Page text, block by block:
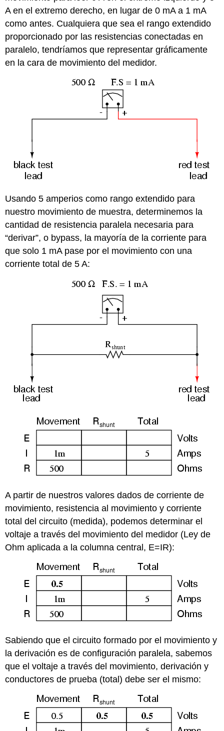
A en el extremo derecho, en lugar de 0 mA a 1 mA
como antes. Cualquiera que sea el rango extendido
proporcionado por las resistencias conectadas en
paralelo, tendríamos que representar gráficamente
en la cara de movimiento del medidor.
Usando 5 amperios como rango extendido para
nuestro movimiento de muestra, determinemos la
cantidad de resistencia paralela necesaria para
“derivar”, o bypass, la mayoría de la corriente para
que solo 1 mA pase por el movimiento con una
corriente total de 5 A:
A partir de nuestros valores dados de corriente de
movimiento, resistencia al movimiento y corriente
total del circuito (medida), podemos determinar el
voltaje a través del movimiento del medidor (Ley de
Ohm aplicada a la columna central, E=IR):
Sabiendo que el circuito formado por el movimiento y
la derivación es de configuración paralela, sabemos
que el voltaje a través del movimiento, derivación y
conductores de prueba (total) debe ser el mismo: